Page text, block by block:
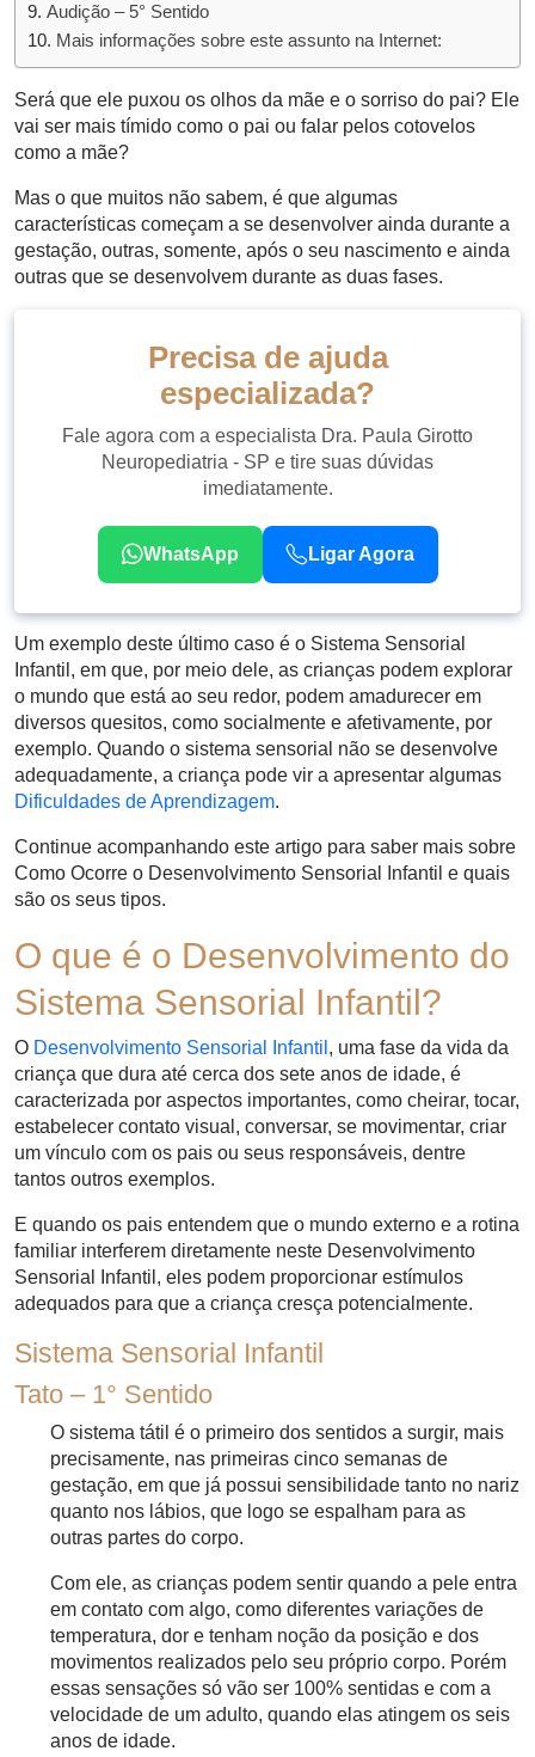
Audição – 5° Sentido
Mais informações sobre este assunto na Internet:
Será que ele puxou os olhos da mãe e o sorriso do pai? Ele
vai ser mais tímido como o pai ou falar pelos cotovelos
como a mãe?
Mas o que muitos não sabem, é que algumas
características começam a se desenvolver ainda durante a
gestação, outras, somente, após o seu nascimento e ainda
outras que se desenvolvem durante as duas fases.
Precisa de ajuda
especializada?
Fale agora com a especialista Dra. Paula Girotto
Neuropediatria - SP e tire suas dúvidas
imediatamente.
WhatsApp Ligar Agora
Um exemplo deste último caso é o Sistema Sensorial
Infantil, em que, por meio dele, as crianças podem explorar
o mundo que está ao seu redor, podem amadurecer em
diversos quesitos, como socialmente e afetivamente, por
exemplo. Quando o sistema sensorial não se desenvolve
adequadamente, a criança pode vir a apresentar algumas
Dificuldades de Aprendizagem.
Continue acompanhando este artigo para saber mais sobre
Como Ocorre o Desenvolvimento Sensorial Infantil e quais
são os seus tipos.
O que é o Desenvolvimento do
Sistema Sensorial Infantil?
O Desenvolvimento Sensorial Infantil , uma fase da vida da
criança que dura até cerca dos sete anos de idade, é
caracterizada por aspectos importantes, como cheirar, tocar,
estabelecer contato visual, conversar, se movimentar, criar
um vínculo com os pais ou seus responsáveis, dentre
tantos outros exemplos.
E quando os pais entendem que o mundo externo e a rotina
familiar interferem diretamente neste Desenvolvimento
Sensorial Infantil, eles podem proporcionar estímulos
adequados para que a criança cresça potencialmente.
Sistema Sensorial Infantil
Tato – 1° Sentido
O sistema tátil é o primeiro dos sentidos a surgir, mais
precisamente, nas primeiras cinco semanas de
gestação, em que já possui sensibilidade tanto no nariz
quanto nos lábios, que logo se espalham para as
outras partes do corpo.
Com ele, as crianças podem sentir quando a pele entra
em contato com algo, como diferentes variações de
temperatura, dor e tenham noção da posição e dos
movimentos realizados pelo seu próprio corpo. Porém
essas sensações só vão ser 100% sentidas e com a
velocidade de um adulto, quando elas atingem os seis
anos de idade.